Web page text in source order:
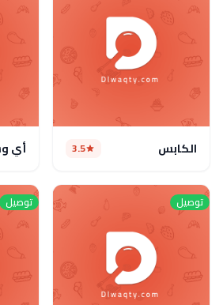
الكابس 3.5
توصيل توصيل